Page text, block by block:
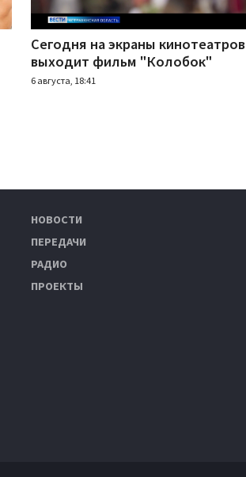
Сегодня на экраны кинотеатров
выходит фильм "Колобок"
6 августа, 18:41
НОВОСТИ
ПЕРЕДАЧИ
РАДИО
ПРОЕКТЫ